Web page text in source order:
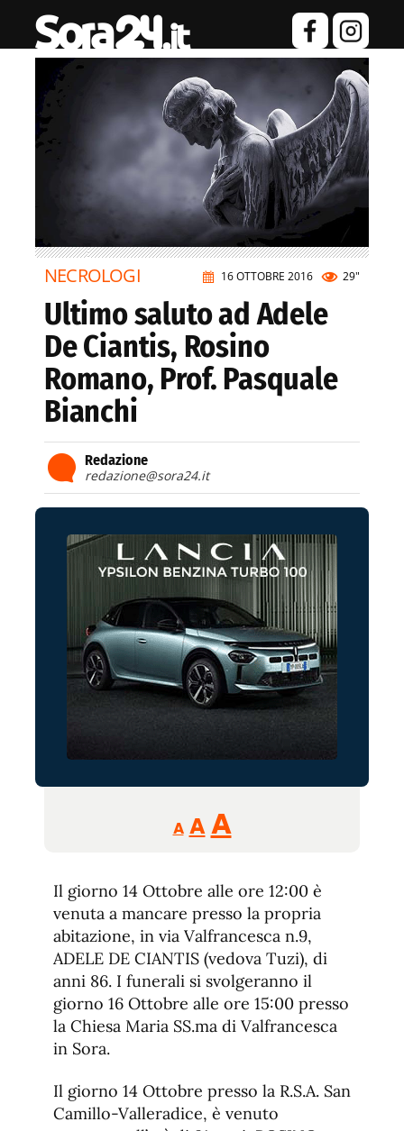
16 OTTOBRE 2016 29"
NECROLOGI
Ultimo saluto ad Adele
De Ciantis, Rosino
Romano, Prof. Pasquale
Bianchi
Redazione
redazione@sora24.it
A
Reducir
tamaño
A Restablecer
de
fuente
AAumentar
de
fuente.
Il giorno 14 Ottobre alle ore 12:00 è
venuta a mancare presso la propria
abitazione, in via Valfrancesca n.9,
ADELE DE CIANTIS (vedova Tuzi), di
anni 86. I funerali si svolgeranno il
giorno 16 Ottobre alle ore 15:00 presso
la Chiesa Maria SS.ma di Valfrancesca
in Sora.
Il giorno 14 Ottobre presso la R.S.A. San
Camillo-Valleradice, è venuto